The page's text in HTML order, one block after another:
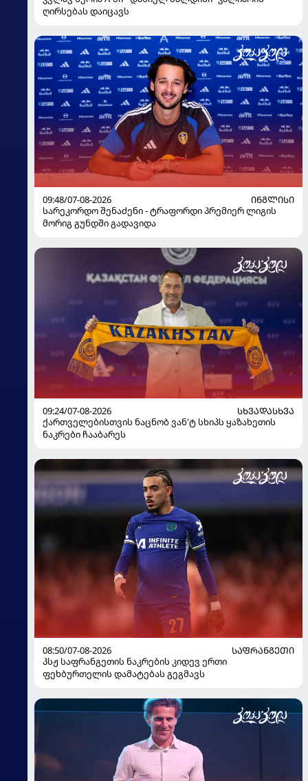
ღირსებას დაიცავს
09:48/07-08-2026
ᲘᲜᲒᲚᲘᲡᲘ
სარეკორდო შენაძენი - ტრაფორდი პრემიერ ლიგის
მორიგ გუნდში გადავიდა
09:24/07-08-2026
ᲡᲮᲕᲐᲓᲐᲡᲮᲕᲐ
ქართველებისთვის ნაცნობ ვან'ტ სხიპს ყაზახეთის
ნაკრები ჩააბარეს
08:50/07-08-2026
ᲡᲐᲤᲠᲐᲜᲒᲔᲗᲘ
პსჟ საფრანგეთის ნაკრების კიდევ ერთი
ფეხბურთელის დამატებას გეგმავს